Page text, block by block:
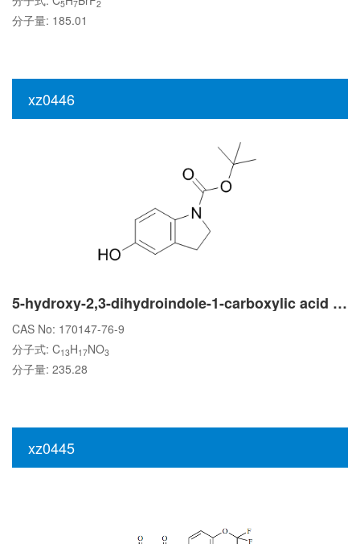
5 7 2
分子量: 185.01
xz0446
5-hydroxy-2,3-dihydroindole-1-carboxylic acid tert-butyl ester
CAS No: 170147-76-9
分子式: C13H17NO3
分子量: 235.28
xz0445